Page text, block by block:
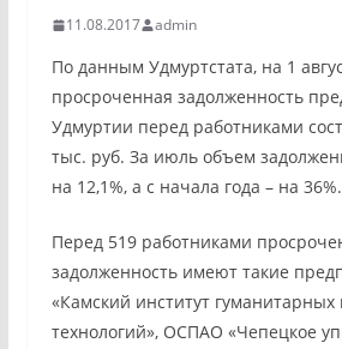
11.08.2017 admin
По данным Удмуртстата, на 1
просроченная задолженность
Удмуртии перед работниками
тыс. руб. За июль объем
на 12,1%, а с начала года – на 36%.
Перед 519 работниками
задолженность имеют такие
«Камский институт
технологий», ОСПАО «Чепецкое